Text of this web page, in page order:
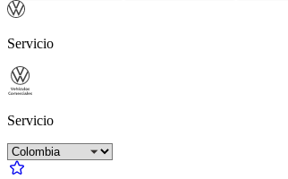
Servicio
Servicio